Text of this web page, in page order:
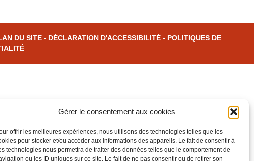
Gérer le consentement aux cookies
offrir les meilleures expériences, nous utilisons des technologies telles que les
pour stocker et/ou accéder aux informations des appareils. Le fait de consentir à
technologies nous permettra de traiter des données telles que le comportement de
ou les ID uniques sur ce site. Le fait de ne pas consentir ou de retirer son
DU SITE - DÉCLARATION D'ACCESSIBILITÉ - POLITIQUES DE